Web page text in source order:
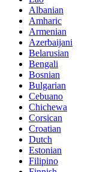
Albanian
Amharic
Armenian
Azerbaijani
Belarusian
Bengali
Bosnian
Bulgarian
Cebuano
Chichewa
Corsican
Croatian
Dutch
Estonian
Filipino